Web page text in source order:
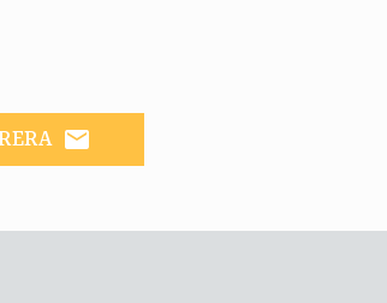
email